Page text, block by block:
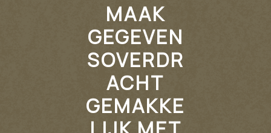
MAAK
GEGEVEN
SOVERDR
ACHT
GEMAKKE